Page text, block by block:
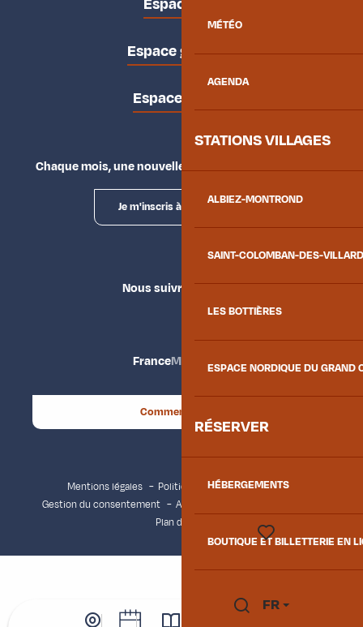
MÉTÉO
AGENDA
STATIONS VILLAGES
ALBIEZ-MONTROND
SAINT-COLOMBAN-DES-
LES BOTTIÈRES
ESPACE NORDIQUE DU GRAND
RÉSERVER
HÉBERGEMENTS
BOUTIQUE ET BILLETTERIE EN
FR
Espace groupes
Espace presse
Chaque mois, une nouvelle façon d'explorer la vallée.
Je m'inscris à la newsletter
Nous suivre
FranceMaurienne
Comment venir ?
Mentions légales
Politique de confidentialité
Gestion du consentement
Accessibilité : non conforme
Plan du site